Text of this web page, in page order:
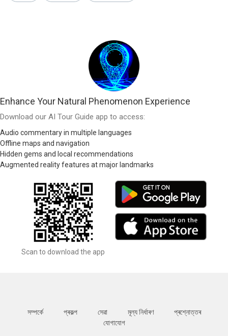
Enhance Your Natural Phenomenon Experience
Download our AI Tour Guide app to access:
Audio commentary in multiple languages
Offline maps and navigation
Hidden gems and local recommendations
Augmented reality features at major landmarks
Scan to download the app
সম্পর্কে প্ৰকল্প সেৱা মূল্য নিৰ্ধাৰণ
প্ৰশ্নোত্তৰ
যোগাযোগ